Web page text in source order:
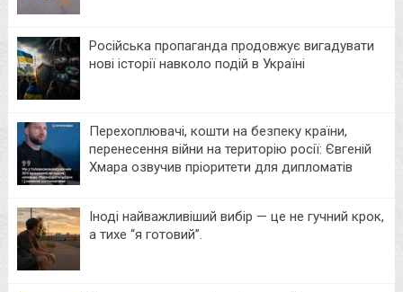
Російська пропаганда продовжує вигадувати
нові історії навколо подій в Україні
Перехоплювачі, кошти на безпеку країни,
перенесення війни на територію росії: Євгеній
Хмара озвучив пріоритети для дипломатів
Іноді найважливіший вибір — це не гучний крок,
а тихе “я готовий”.